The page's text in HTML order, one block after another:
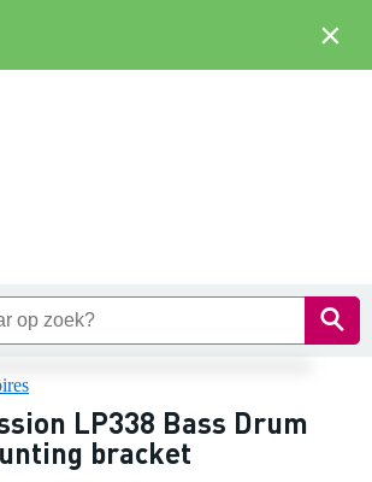
LP338 Bass Drum
bracket
×